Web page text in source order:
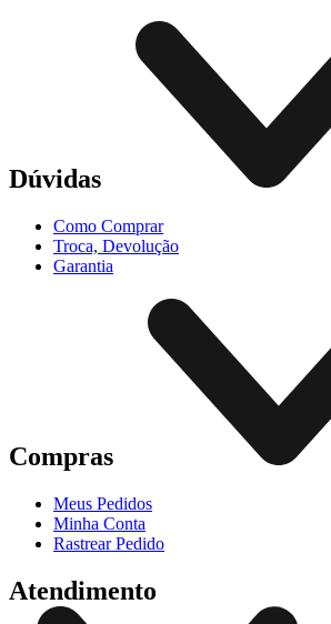
Dúvidas
Como Comprar
Troca, Devolução
Garantia
Compras
Meus Pedidos
Minha Conta
Rastrear Pedido
Atendimento